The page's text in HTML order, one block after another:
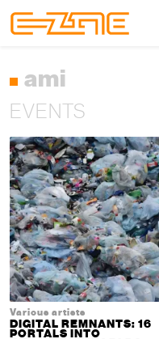
ami
EVENTS
Various artists
DIGITAL REMNANTS: 16
PORTALS INTO